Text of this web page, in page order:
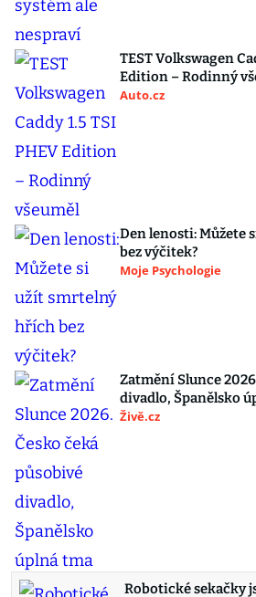
TEST Volkswagen
Edition – Rodinný
Auto.cz
Den lenosti: Můžete
bez výčitek?
Moje Psychologie
Zatmění Slunce
divadlo, Španělsko
Živě.cz
Robotické sekačky